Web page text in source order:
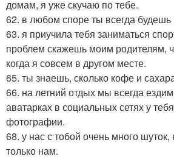
домам, я уже скучаю по тебе.
62. в любом споре ты всегда
63. я приучила тебя заниматься
проблем скажешь моим родителям,
когда я совсем в другом месте.
65. ты знаешь, сколько кофе и
66. на летний отдых мы всегда
аватарках в социальных сетях у
фотографии.
68. у нас с тобой очень много
только нам.